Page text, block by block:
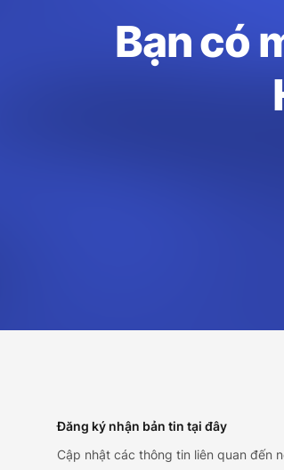
Bạn có
Đăng ký nhận bản tin tại đây
Cập nhật các thông tin liên quan đến